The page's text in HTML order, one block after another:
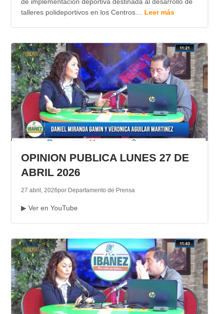
de implementación deportiva destinada al desarrollo de
talleres polideportivos en los Centros… Leer más
OPINION PUBLICA LUNES 27 DE
ABRIL 2026
27 abril, 2026por Departamento de Prensa
▶ Ver en YouTube